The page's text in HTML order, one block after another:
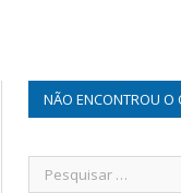
NÃO ENCONTROU O